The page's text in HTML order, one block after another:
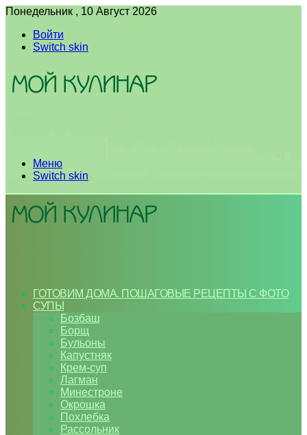
Понедельник , 10 Август 2026
Войти
Switch skin
Меню
Switch skin
ГОТОВИМ ДОМА. ПОШАГОВЫЕ РЕЦЕПТЫ С ФОТО
СУПЫ
Бозбаш
Борщ
Бульоны
Капустняк
Крем-суп
Лагман
Минестроне
Окрошка
Похлебка
Рассольник